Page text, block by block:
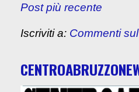
Post più recente
Iscriviti a: Commenti